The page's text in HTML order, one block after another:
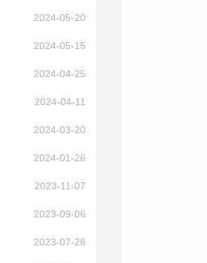
2024-05-20
2024-05-15
2024-04-25
2024-04-11
2024-03-20
2024-01-26
2023-11-07
2023-09-06
2023-07-28